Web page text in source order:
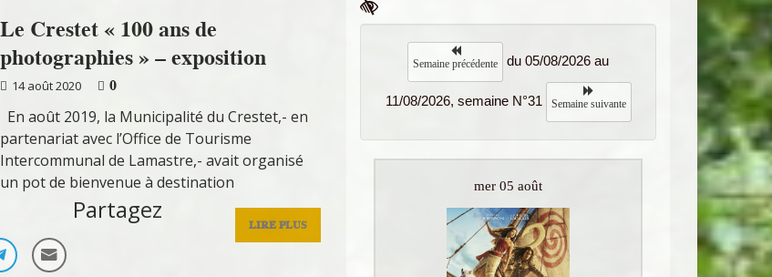
Le Crestet « 100 ans de
photographies » – exposition
14 août 2020
0
En août 2019, la Municipalité du Crestet,- en
partenariat avec l’Office de Tourisme
Intercommunal de Lamastre,- avait organisé
un pot de bienvenue à destination
LIRE PLUS
Partagez